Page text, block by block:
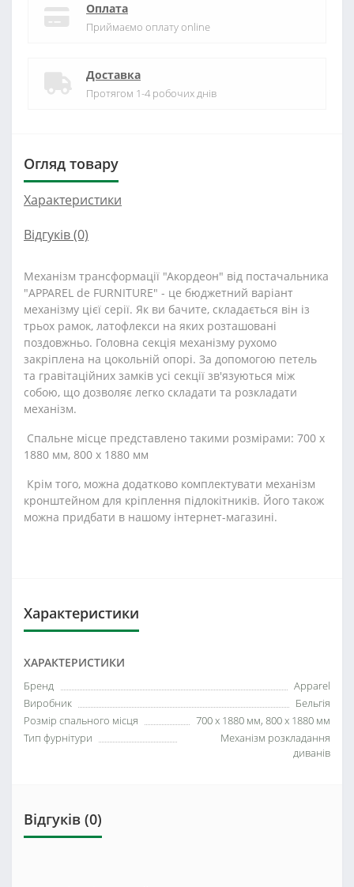
Оплата
Приймаємо оплату online
Доставка
Протягом 1-4 робочих днів
Огляд товару
Характеристики
Відгуків (0)
Механізм трансформації "Акордеон" від постачальника
"APPAREL de FURNITURE" - це бюджетний варіант
механізму цієї серії. Як ви бачите, складається він із
трьох рамок, латофлекси на яких розташовані
поздовжньо. Головна секція механізму рухомо
закріплена на цокольній опорі. За допомогою петель
та гравітаційних замків усі секції зв'язуються між
собою, що дозволяє легко складати та розкладати
механізм.
Спальне місце представлено такими розмірами: 700 х
1880 мм, 800 х 1880 мм
Крім того, можна додатково комплектувати механізм
кронштейном для кріплення підлокітників. Його також
можна придбати в нашому інтернет-магазині.
Характеристики
ХАРАКТЕРИСТИКИ
Бренд
Apparel
Виробник
Бельгія
Розмір спального місця
700 х 1880 мм, 800 х 1880 мм
Тип фурнітури
Механізм розкладання
диванів
Відгуків (0)